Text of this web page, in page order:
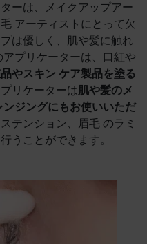
ーは、メイクアップアー
アーティストにとって欠
は優しく、肌や髪に触れ
プリケーターは、口紅や
やスキン ケア製品を塗る
リケーターは肌や髪のメ
ジングにもお使いいただ
テンション、眉毛 のラミ
うことができます。